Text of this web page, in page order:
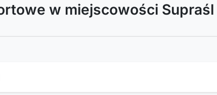
w miejscowości Supraśl